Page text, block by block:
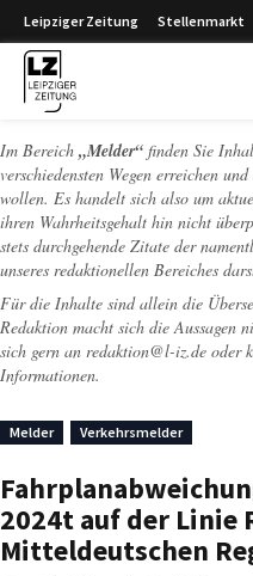
Leipziger Zeitung Stellenmarkt
Im Bereich „Melder“ finden Sie
verschiedensten Wegen erreichen
wollen. Es handelt sich also um
ihren Wahrheitsgehalt hin nicht
stets durchgehende Zitate der
unseres redaktionellen Bereiches
Für die Inhalte sind allein die
Redaktion macht sich die Aussagen
sich gern an redaktion@l-iz.de oder
Informationen.
Melder Verkehrsmelder
2024t auf der Linie
Mitteldeutschen